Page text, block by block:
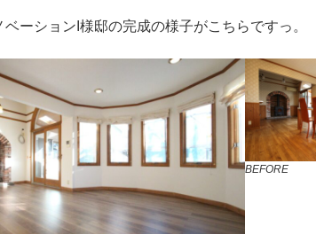
ーションI様邸の完成の様子がこちらですっ。
BEFORE